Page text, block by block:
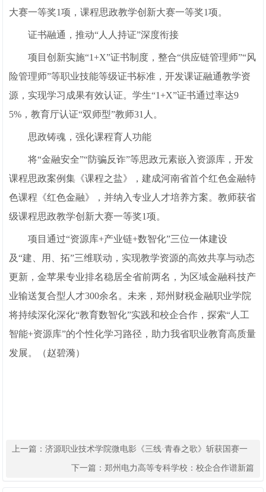
大赛一等奖1项，课程思政教学创新大赛一等奖1项。
证书融通，推动“人人持证”深度衔接
项目创新实施“1+X”证书制度，整合“供应链管理师”“风
险管理师”等职业技能等级证书标准，开发课证融通教学资
源，实现学习成果有效认证。学生“1+X”证书通过率达9
5%，教育厅认证“双师型”教师31人。
思政铸魂，强化课程育人功能
将“金融安全”“防骗反诈”等思政元素嵌入资源库，开发
课程思政案例集《课程之盐》，建成河南省首个红色金融特
色课程《红色金融》，并纳入专业人才培养方案。教师获省
级课程思政教学创新大赛一等奖1项。
项目通过“资源库+产业链+数智化”三位一体建设
及“建、用、拓”三维联动，实现教学资源的高效共享与动态
更新，金苹果专业排名稳居全省前两名，为区域金融科技产
业输送复合型人才300余名。未来，郑州财税金融职业学院
将持续深化深化“教育数智化”实践和校企合作，探索“人工
智能+资源库”的个性化学习路径，助力我省职业教育高质量
发展。（赵碧漪）
上一篇：济源职业技术学院微电影《三线·青春之歌》斩获国赛一
下一篇： 郑州电力高等专科学校：校企合作谱新篇